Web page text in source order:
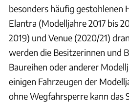
besonders häufig gestohlenen
Elantra (Modelljahre 2017 bis
2019) und Venue (2020/21)
werden die Besitzerinnen und
Baureihen oder anderer
einigen Fahrzeugen der
ohne Wegfahrsperre kann